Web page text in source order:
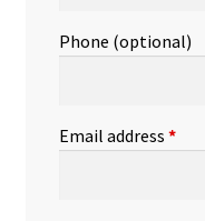
Phone (optional)
Email address *